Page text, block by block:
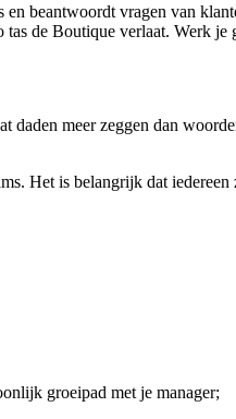
beantwoordt vragen van
de Boutique verlaat. Werk
daden meer zeggen dan
Het is belangrijk dat
groeipad met je manager;